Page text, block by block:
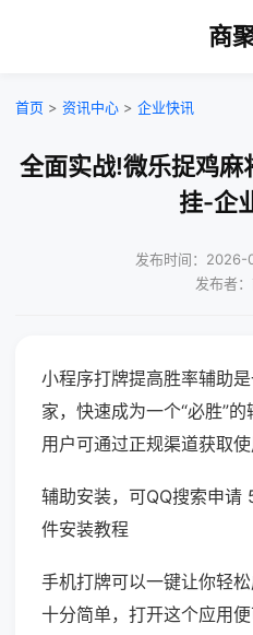
商
首页 > 资讯中心 > 企业快讯
全面实战!微乐捉鸡麻
挂-企
发布时间：
发布者
小程序打牌提高胜率辅助
家，快速成为一个“必胜”
用户可通过正规渠道获取使
辅助安装，可QQ搜索申
件安装教程
手机打牌可以一键让你轻
十分简单，打开这个应用